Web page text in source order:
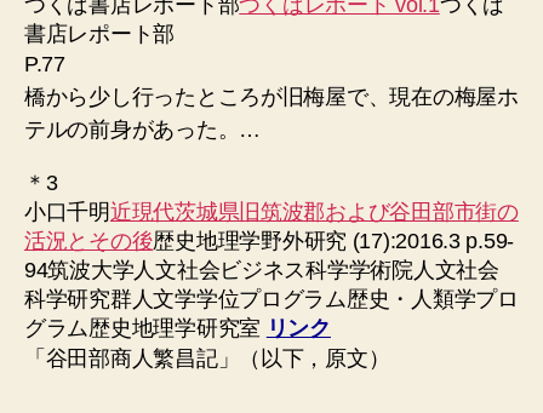
つくば書店レポート部つくばレポート vol.1つくば
書店レポート部
P.77
橋から少し行ったところが旧梅屋で、現在の梅屋ホ
テルの前身があった。…
＊3
小口千明近現代茨城県旧筑波郡および谷田部市街の
活況とその後歴史地理学野外研究 (17):2016.3 p.59-
94筑波大学人文社会ビジネス科学学術院人文社会
科学研究群人文学学位プログラム歴史・人類学プロ
グラム歴史地理学研究室 リンク
「谷田部商人繁昌記」（以下，原文）